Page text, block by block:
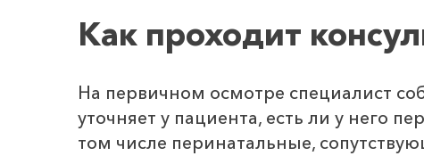
Как проходит
На первичном осмотре специалист
уточняет у пациента, есть ли у него
том числе перинатальные,